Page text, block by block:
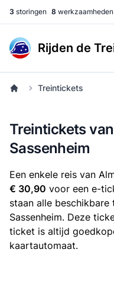
3 storingen 8 werkzaamheden
Rijden de
Treintickets
Treintickets
Sassenheim
Een enkele reis van
€ 30,90 voor een e-
staan alle
Sassenheim. Deze
ticket is altijd
kaartautomaat.